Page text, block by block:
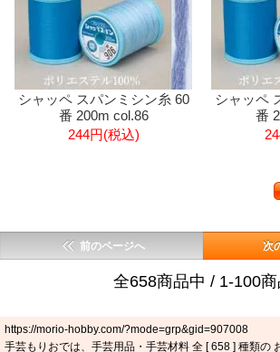
シャッペ スパンミシン糸 60
番 200m col.86
244円(税込)
シャッペ
番
前のページへ 次
全658商品中 / 1-100商
https://morio-hobby.com/?mode=grp&gid=907008
手芸もりおでは、手芸用品・手芸材料 全 [658 ] 種類の